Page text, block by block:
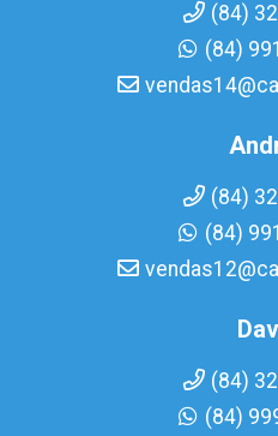
(84)
(84)
(84)
(84)
(84)
(84)